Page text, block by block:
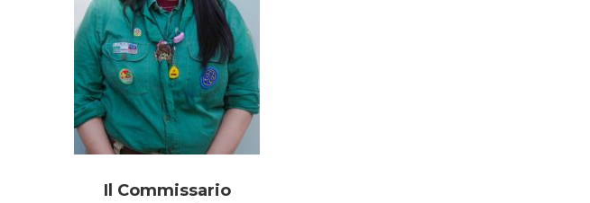
Il Commissario